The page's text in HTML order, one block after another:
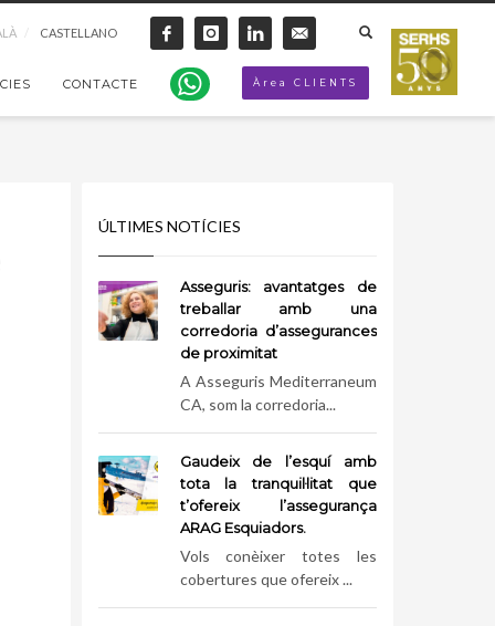
CASTELLANO
CONTACTE Àrea CLIENTS
ÚLTIMES NOTÍCIES
Asseguris: avantatges de
treballar amb una
corredoria d’assegurances
de proximitat
A Asseguris Mediterraneum
CA, som la corredoria...
Gaudeix de l’esquí amb
tota la tranquil·litat que
t’ofereix l’assegurança
ARAG Esquiadors.
Vols conèixer totes les
cobertures que ofereix ...